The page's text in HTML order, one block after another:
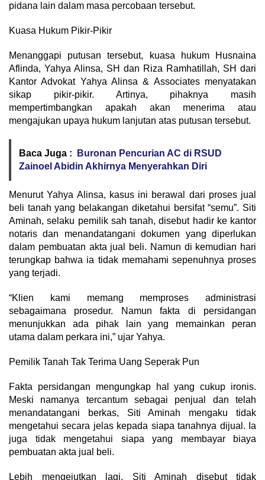
pidana lain dalam masa percobaan tersebut.
Kuasa Hukum Pikir-Pikir
Menanggapi putusan tersebut, kuasa hukum Husnaina
Aflinda, Yahya Alinsa, SH dan Riza Ramhatillah, SH dari
Kantor Advokat Yahya Alinsa & Associates menyatakan
sikap pikir-pikir. Artinya, pihaknya masih
mempertimbangkan apakah akan menerima atau
mengajukan upaya hukum lanjutan atas putusan tersebut.
Baca Juga :
Buronan Pencurian AC di RSUD
Zainoel Abidin Akhirnya Menyerahkan Diri
Menurut Yahya Alinsa, kasus ini berawal dari proses jual
beli tanah yang belakangan diketahui bersifat “semu”. Siti
Aminah, selaku pemilik sah tanah, disebut hadir ke kantor
notaris dan menandatangani dokumen yang diperlukan
dalam pembuatan akta jual beli. Namun di kemudian hari
terungkap bahwa ia tidak memahami sepenuhnya proses
yang terjadi.
“Klien kami memang memproses administrasi
sebagaimana prosedur. Namun fakta di persidangan
menunjukkan ada pihak lain yang memainkan peran
utama dalam perkara ini,” ujar Yahya.
Pemilik Tanah Tak Terima Uang Seperak Pun
Fakta persidangan mengungkap hal yang cukup ironis.
Meski namanya tercantum sebagai penjual dan telah
menandatangani berkas, Siti Aminah mengaku tidak
mengetahui secara jelas kepada siapa tanahnya dijual. Ia
juga tidak mengetahui siapa yang membayar biaya
pembuatan akta jual beli.
Lebih mengejutkan lagi, Siti Aminah disebut tidak